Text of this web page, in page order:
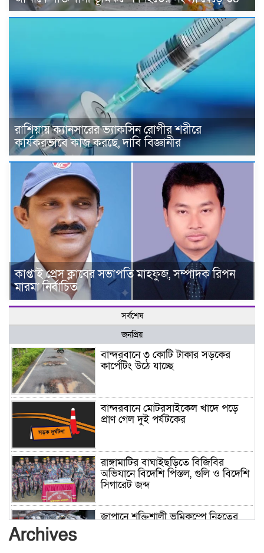
রাশিয়ায় ক্যানসারের ভ্যাকসিন রোগীর শরীরে
কার্যকরভাবে কাজ করছে, দাবি বিজ্ঞানীর
কাপ্তাই প্রেস ক্লাবের সভাপতি মাহফুজ, সম্পাদক রিপন
মারমা নির্বাচিত
সর্বশেষ
জনপ্রিয়
বান্দরবানে ৩ কোটি টাকার সড়কের
কার্পেটিং উঠে যাচ্ছে
বান্দরবানে মোটরসাইকেল খাদে পড়ে
প্রাণ গেল দুই পর্যটকের
রাঙ্গামাটির বাঘাইছড়িতে বিজিবির
অভিযানে বিদেশি পিস্তল, গুলি ও বিদেশি
সিগারেট জব্দ
জাপানে শক্তিশালী ভূমিকম্পে নিহতের
Archives